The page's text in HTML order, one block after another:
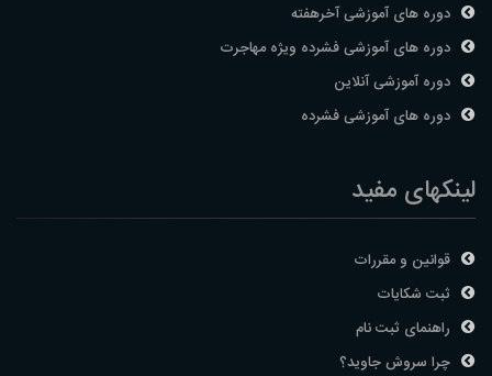
دوره های آموزشی آخرهفته
دوره های آموزشی فشرده ویژه مهاجرت
دوره آموزشی آنلاین
دوره های آموزشی فشرده
لینکهای مفید
قوانین و مقررات
ثبت شکایات
راهنمای ثبت نام
چرا سروش جاوید؟